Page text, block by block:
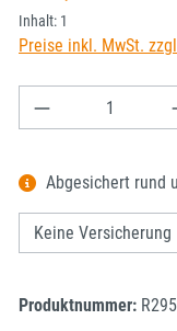
Inhalt: 1
Preise inkl. MwSt.
Produkt
Abgesichert rund
Produktnummer: